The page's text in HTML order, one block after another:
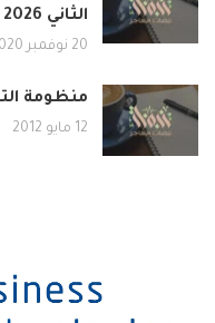
الثاني 2026
20 نوفمبر 2020
منظومة
12 مايو 2012